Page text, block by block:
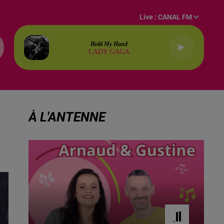
Live :CANAL FM
Hold My Hand
LADY GAGA
À L'ANTENNE